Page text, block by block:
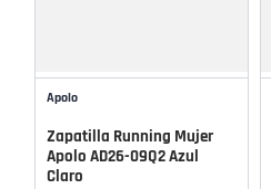
Apolo
Zapatilla Running Mujer
Apolo AD26-09Q2 Azul
Claro